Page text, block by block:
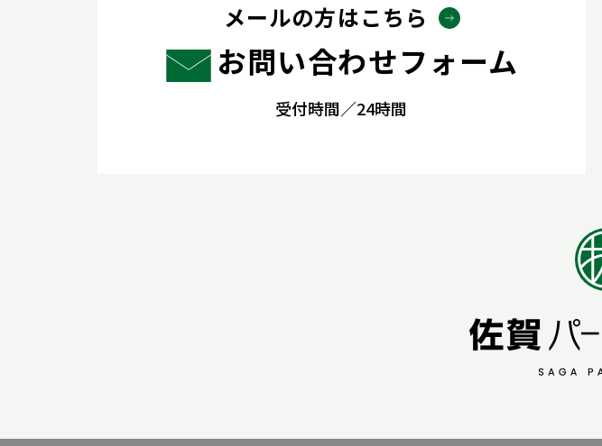
メールの方はこちら
お問い合わせフォーム
受付時間／24時間